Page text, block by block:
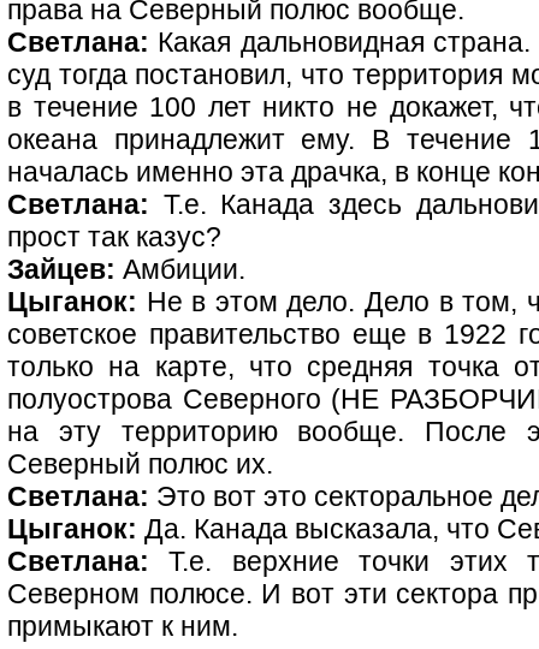
права на Северный полюс вообще.
Светлана: Какая дальновидная
суд тогда постановил, что территория
в течение 100 лет никто не докажет,
океана принадлежит ему. В течение
началась именно эта драчка, в конце
Светлана: Т.е. Канада здесь
прост так казус?
Зайцев: Амбиции.
Цыганок: Не в этом дело. Дело в том,
советское правительство еще в 1922
только на карте, что средняя точка
полуострова Северного (НЕ
на эту территорию вообще. После
Северный полюс их.
Светлана: Это вот это секторальное
Цыганок: Да. Канада высказала, что
Светлана: Т.е. верхние точки этих
Северном полюсе. И вот эти сектора
примыкают к ним.